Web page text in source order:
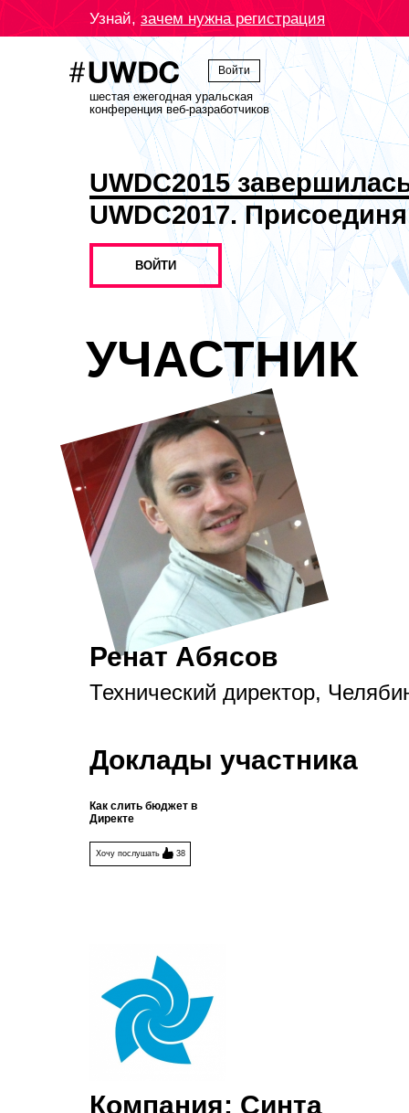
Узнай, зачем нужна регистрация
Войти
шестая ежегодная уральская
конференция веб-разработчиков
UWDC2015
UWDC2017.
ВОЙТИ
УЧАСТНИК
Ренат Абясов
Технический директор,
Доклады участника
Как слить бюджет в
Директе
Хочу послушать 38
Компания: Синта